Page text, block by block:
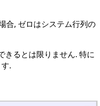
合, ゼロはシステム行列の
きるとは限りません. 特に
.